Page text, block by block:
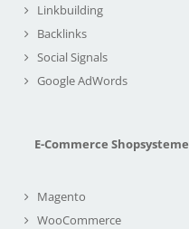
Linkbuilding
Backlinks
Social Signals
Google AdWords
E-Commerce Shopsysteme
Magento
WooCommerce